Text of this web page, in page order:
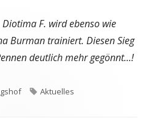
F. wird ebenso wie
Burman trainiert. Diesen Sieg
deutlich mehr gegönnt...!
Schlagwörter
Aktuelles